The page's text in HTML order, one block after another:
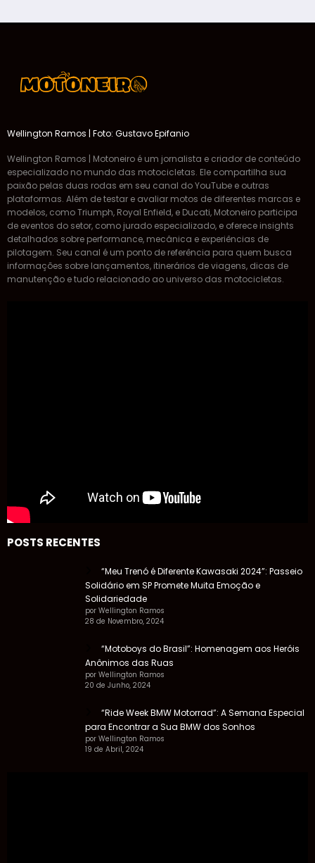
Wellington Ramos | Foto: Gustavo Epifanio
Wellington Ramos | Motoneiro é um jornalista e criador de conteúdo
especializado no mundo das motocicletas. Ele compartilha sua
paixão pelas duas rodas em seu canal do YouTube e outras
plataformas. Além de testar e avaliar motos de diferentes marcas e
modelos, como Triumph, Royal Enfield, e Ducati, Motoneiro participa
de eventos do setor, como jurado especializado, e oferece insights
detalhados sobre performance, mecânica e experiências de
pilotagem. Seu canal é um ponto de referência para quem busca
informações sobre lançamentos, itinerários de viagens, dicas de
manutenção e tudo relacionado ao universo das motocicletas.
POSTS RECENTES
“Meu Trenó é Diferente Kawasaki 2024”: Passeio
Solidário em SP Promete Muita Emoção e
Solidariedade
por Wellington Ramos
28 de Novembro, 2024
“Motoboys do Brasil”: Homenagem aos Heróis
Anônimos das Ruas
por Wellington Ramos
20 de Junho, 2024
“Ride Week BMW Motorrad”: A Semana Especial
para Encontrar a Sua BMW dos Sonhos
por Wellington Ramos
19 de Abril, 2024